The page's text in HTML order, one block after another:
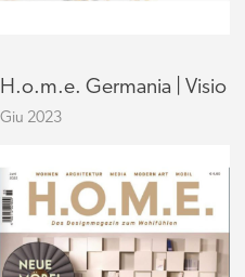
H.o.m.e. Germania | Visio
Giu 2023